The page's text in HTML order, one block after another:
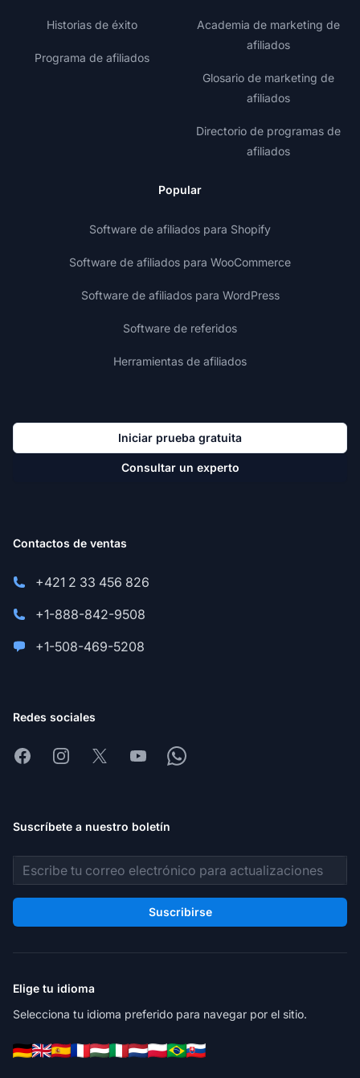
Historias de éxito
Programa de afiliados
Academia de marketing de
afiliados
Glosario de marketing de
afiliados
Directorio de programas de
afiliados
Popular
Software de afiliados para Shopify
Software de afiliados para WooCommerce
Software de afiliados para WordPress
Software de referidos
Herramientas de afiliados
Iniciar prueba gratuita
Consultar un experto
Contactos de ventas
+421 2 33 456 826
+1-888-842-9508
+1-508-469-5208
Redes sociales
FacebookInstagram
X YoutubeWhatsapp
Suscríbete a nuestro boletín
Dirección de correo electrónico
Suscribirse
Elige tu idioma
Selecciona tu idioma preferido para navegar por el sitio.